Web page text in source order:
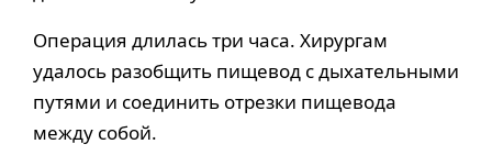
Операция длилась три часа. Хирургам
удалось разобщить пищевод с дыхательными
путями и соединить отрезки пищевода
между собой.